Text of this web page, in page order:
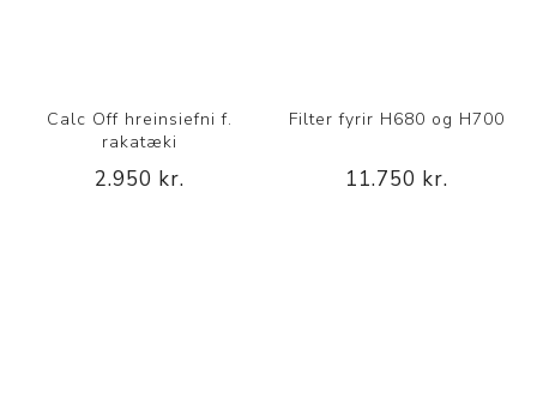
Calc Off hreinsiefni f.
rakatæki
2.950 kr.
Filter fyrir H680 og H700
11.750 kr.